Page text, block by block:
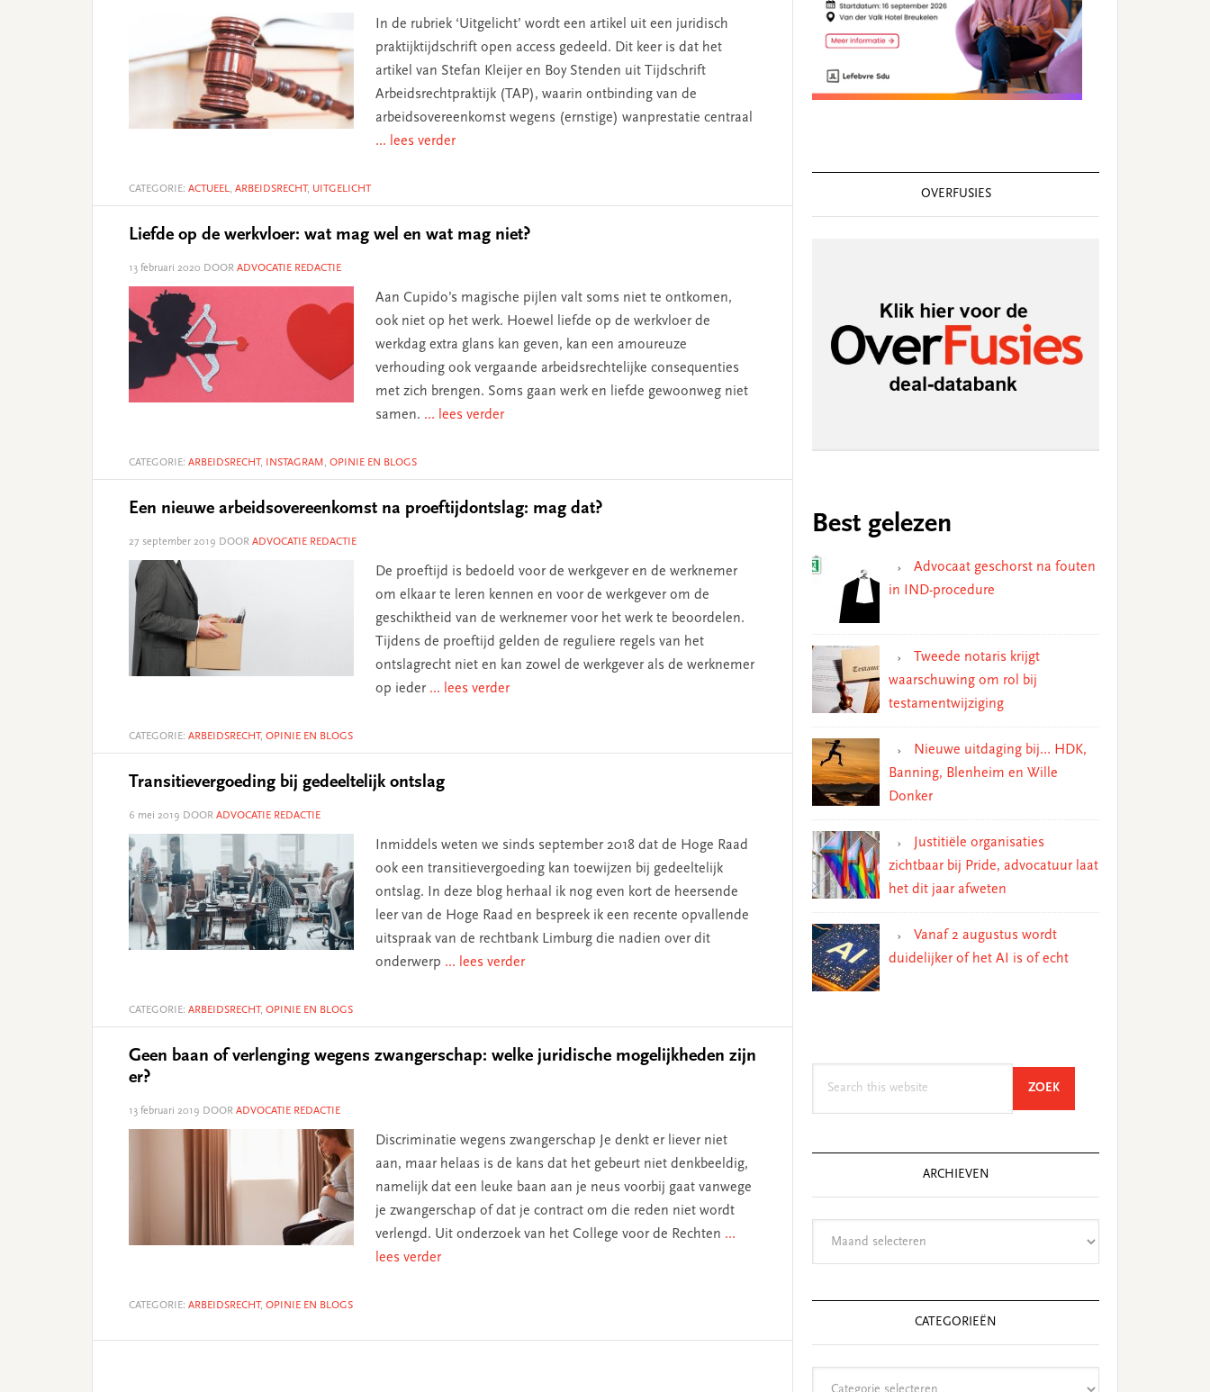
In de rubriek ‘Uitgelicht’ wordt een artikel uit een juridisch
praktijktijdschrift open access gedeeld. Dit keer is dat het
artikel van Stefan Kleijer en Boy Stenden uit Tijdschrift
Arbeidsrechtpraktijk (TAP), waarin ontbinding van de
arbeidsovereenkomst wegens (ernstige) wanprestatie centraal
... lees verder
CATEGORIE: ACTUEEL, ARBEIDSRECHT, UITGELICHT
Liefde op de werkvloer: wat mag wel en wat mag niet?
13 februari 2020 DOOR ADVOCATIE REDACTIE
Aan Cupido’s magische pijlen valt soms niet te ontkomen,
ook niet op het werk. Hoewel liefde op de werkvloer de
werkdag extra glans kan geven, kan een amoureuze
verhouding ook vergaande arbeidsrechtelijke consequenties
met zich brengen. Soms gaan werk en liefde gewoonweg niet
samen. ... lees verder
CATEGORIE: ARBEIDSRECHT, INSTAGRAM , OPINIE EN BLOGS
Een nieuwe arbeidsovereenkomst na proeftijdontslag: mag dat?
27 september 2019 DOOR ADVOCATIE REDACTIE
De proeftijd is bedoeld voor de werkgever en de werknemer
om elkaar te leren kennen en voor de werkgever om de
geschiktheid van de werknemer voor het werk te beoordelen.
Tijdens de proeftijd gelden de reguliere regels van het
ontslagrecht niet en kan zowel de werkgever als de werknemer
op ieder ... lees verder
CATEGORIE: ARBEIDSRECHT, OPINIE EN BLOGS
Transitievergoeding bij gedeeltelijk ontslag
6 mei 2019 DOOR ADVOCATIE REDACTIE
Inmiddels weten we sinds september 2018 dat de Hoge Raad
ook een transitievergoeding kan toewijzen bij gedeeltelijk
ontslag. In deze blog herhaal ik nog even kort de heersende
leer van de Hoge Raad en bespreek ik een recente opvallende
uitspraak van de rechtbank Limburg die nadien over dit
onderwerp ... lees verder
CATEGORIE: ARBEIDSRECHT, OPINIE EN BLOGS
Geen baan of verlenging wegens zwangerschap: welke juridische mogelijkheden zijn
er?
13 februari 2019 DOOR ADVOCATIE REDACTIE
Discriminatie wegens zwangerschap Je denkt er liever niet
aan, maar helaas is de kans dat het gebeurt niet denkbeeldig,
namelijk dat een leuke baan aan je neus voorbij gaat vanwege
je zwangerschap of dat je contract om die reden niet wordt
verlengd. Uit onderzoek van het College voor de Rechten ...
lees verder
CATEGORIE: ARBEIDSRECHT, OPINIE EN BLOGS
OVERFUSIES
Best gelezen
Advocaat geschorst na fouten
in IND-procedure
Tweede notaris krijgt
waarschuwing om rol bij
testamentwijziging
Nieuwe uitdaging bij… HDK,
Banning, Blenheim en Wille
Donker
Justitiële organisaties
zichtbaar bij Pride, advocatuur laat
het dit jaar afweten
Vanaf 2 augustus wordt
duidelijker of het AI is of echt
ZOEKSEARCH
ARCHIEVEN
CATEGORIEËN